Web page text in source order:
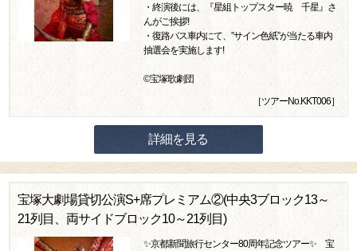
・終演後には、『星組トップスター暁 千星』さ
んがご挨拶!
・復路バス車内にて、”サイン色紙”が当たる車内
抽選会を実施します!
©宝塚歌劇団
［ツアーNo.KKT006］
詳細を見る
宝塚大劇場貸切公演S+席プレミアム②(中央3ブロック13～
21列目、両サイドブロック10～21列目)
✨京都新聞旅行センター80周年記念ツアー✨ 宝